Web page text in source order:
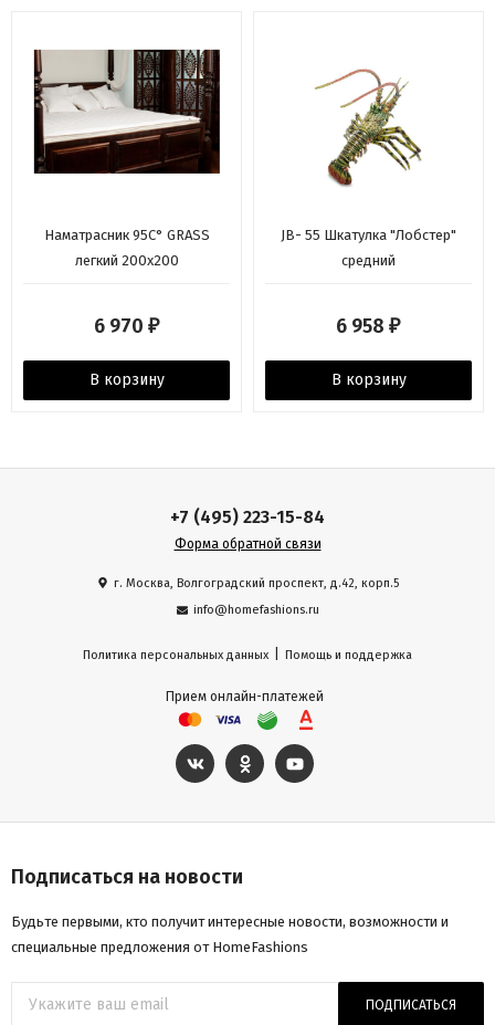
Наматрасник 95C° GRASS
легкий 200х200
6 970 ₽
В корзину
JB- 55 Шкатулка "Лобстер"
средний
6 958 ₽
В корзину
+7 (495) 223-15-84
Форма обратной связи
г. Москва, Волгоградский проспект, д.42, корп.5
info@homefashions.ru
Политика персональных данных Помощь и поддержка
Прием онлайн-платежей
Подписаться на новости
Будьте первыми, кто получит интересные новости, возможности и
специальные предложения от HomeFashions
ПОДПИСАТЬСЯ